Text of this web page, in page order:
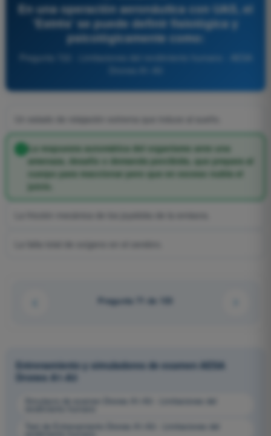
En una operación aeronáutica con UAS, el
'Estrés' se puede definir fisiológica y
psicológicamente como:
Pregunta 722 - Limitaciones del rendimiento humano - AESA
La respuesta automática del organismo ante una
amenaza, desafío o demanda percibida, que prepara al
cuerpo para reaccionar pero que en exceso nubla el
juicio.
Pregunta 71 de 133
Entrenamiento y simuladores de examen AESA
Drones A1-A3
Simulacro de examen Drones A1-A3 - Limitaciones del